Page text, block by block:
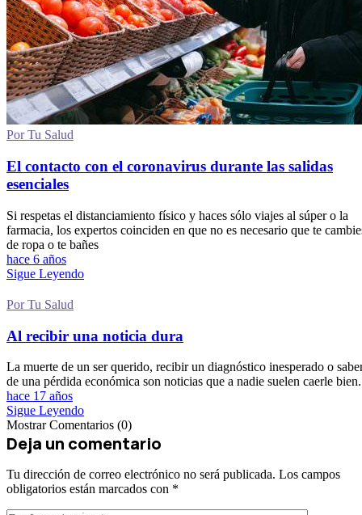
Por Tu Salud
El contacto con el coronavirus durante las salidas
esenciales
Si respetas el distanciamiento físico y haces sólo viajes al súper o la
farmacia, los expertos coinciden en que no es necesario que te
de ropa o te bañes
hace 6 años
Sigue Leyendo
Por Tu Salud
Al recibir una noticia dura
La muerte de un ser querido, recibir un diagnóstico inesperado o
de una pérdida económica son noticias que a nadie suelen caerle bien.
hace 17 años
Sigue Leyendo
Mostrar Comentarios (0)
Deja un comentario
Tu dirección de correo electrónico no será publicada. Los campos
obligatorios están marcados con *